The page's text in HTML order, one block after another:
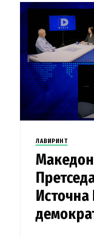
ЛАВИРИНТ
Источна